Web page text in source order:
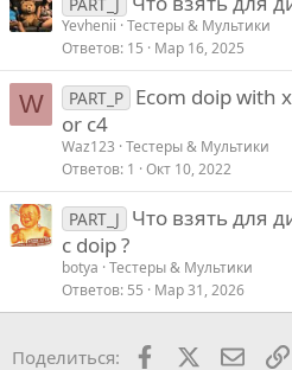
Yevhenii Тестеры & Мультики
Ответов 15 Мар 16, 2025
W PART_P Ecom doip with
or c4
Waz123 Тестеры & Мультики
Ответов 1 Окт 10, 2022
PART_J
Что взять для
с doip ?
botya Тестеры & Мультики
Ответов 55 Мар 31, 2026
Поделиться: Facebook Почта